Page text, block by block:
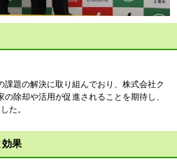
題の解決に取り組んでおり、株式会社ク
除却や活用が促進されることを期待し、
た。
効果